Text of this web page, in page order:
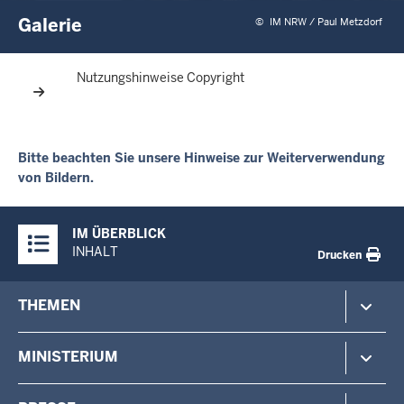
Galerie © IM NRW / Paul Metzdorf
Nutzungshinweise Copyright
Bitte beachten Sie unsere Hinweise zur Weiterverwendung
von Bildern.
Inhalte
IM ÜBERBLICK
INHALT
Drucken
menu
THEMEN
MINISTERIUM